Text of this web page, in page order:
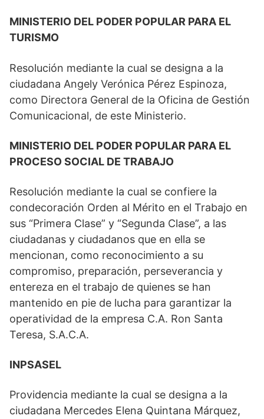
MINISTERIO DEL PODER POPULAR PARA EL
TURISMO
Resolución mediante la cual se designa a la
ciudadana Angely Verónica Pérez Espinoza,
como Directora General de la Oficina de Gestión
Comunicacional, de este Ministerio.
MINISTERIO DEL PODER POPULAR PARA EL
PROCESO SOCIAL DE TRABAJO
Resolución mediante la cual se confiere la
condecoración Orden al Mérito en el Trabajo en
sus “Primera Clase” y “Segunda Clase”, a las
ciudadanas y ciudadanos que en ella se
mencionan, como reconocimiento a su
compromiso, preparación, perseverancia y
entereza en el trabajo de quienes se han
mantenido en pie de lucha para garantizar la
operatividad de la empresa C.A. Ron Santa
Teresa, S.A.C.A.
INPSASEL
Providencia mediante la cual se designa a la
ciudadana Mercedes Elena Quintana Márquez,